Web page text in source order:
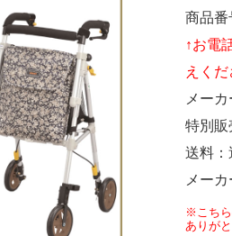
商品番
メー
特別販
送料
メーカ
※こちら
ありが